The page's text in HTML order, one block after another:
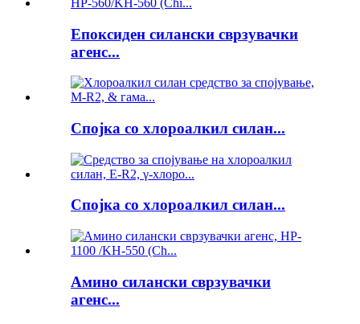
Епоксиден силански сврзувачки
агенс...
Спојка со хлороалкил силан...
Спојка со хлороалкил силан...
Амино силански сврзувачки
агенс...